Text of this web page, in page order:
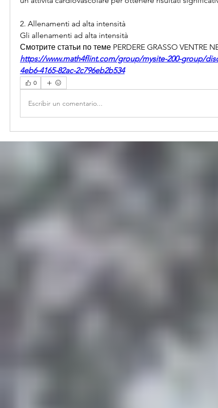
2. Allenamenti ad alta intensità
Gli allenamenti ad alta intensità
Смотрите статьи по теме PERDERE GRASSO VENTRE
https://www.math4flint.com/group/mysite-200-group/
4eb6-4165-82ac-2c796eb2b534
0
Escribir un comentario...